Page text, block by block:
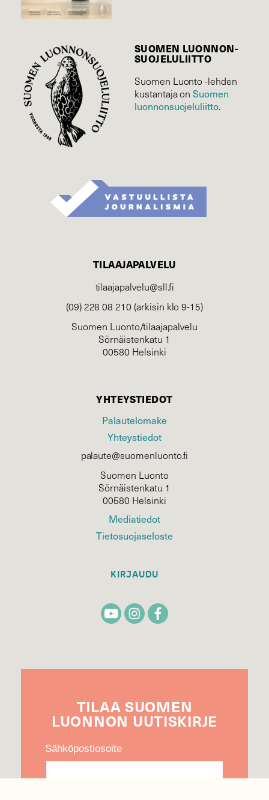
SUOMEN LUONNON­
SUOJELU­LIITTO
Suomen Luonto -lehden
kustantaja onSuomen
luonnonsuojelu­liitto.
TILAAJAPALVELU
tilaajapalvelu@sll.fi
(09) 228 08 210 (arkisin klo 9-15)
Suomen Luonto/tilaajapalvelu
Sörnäistenkatu 1
00580 Helsinki
YHTEYSTIEDOT
Palautelomake
Yhteystiedot
palaute@suomenluonto.fi
Suomen Luonto
Sörnäistenkatu 1
00580 Helsinki
Mediatiedot
Tietosuojaseloste
KIRJAUDU
TILAA SUOMEN
LUONNON UUTIS­KIRJE
Sähköpostiosoite